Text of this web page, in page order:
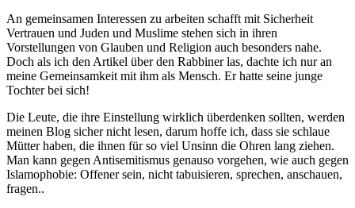
An gemeinsamen Interessen zu arbeiten schafft mit Sicherheit
Vertrauen und Juden und Muslime stehen sich in ihren
Vorstellungen von Glauben und Religion auch besonders nahe.
Doch als ich den Artikel über den Rabbiner las, dachte ich nur an
meine Gemeinsamkeit mit ihm als Mensch. Er hatte seine junge
Tochter bei sich!
Die Leute, die ihre Einstellung wirklich überdenken sollten, werden
meinen Blog sicher nicht lesen, darum hoffe ich, dass sie schlaue
Mütter haben, die ihnen für so viel Unsinn die Ohren lang ziehen.
Man kann gegen Antisemitismus genauso vorgehen, wie auch gegen
Islamophobie: Offener sein, nicht tabuisieren, sprechen, anschauen,
fragen..